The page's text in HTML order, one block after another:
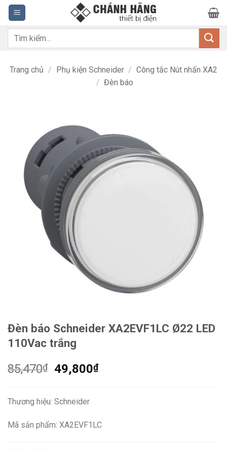
Bỏ
qua
nội
dung
Tìm
Trang chủ / Phụ kiện Schneider / Công tắc Nút nhấn XA2
/ Đèn báo
Đèn báo Schneider XA2EVF1LC Ø22 LED
110Vac trắng
85,470₫
Giá
85,470₫.
49,800₫Giá
Thương hiệu: Schneider
Mã sản phẩm: XA2EVF1LC